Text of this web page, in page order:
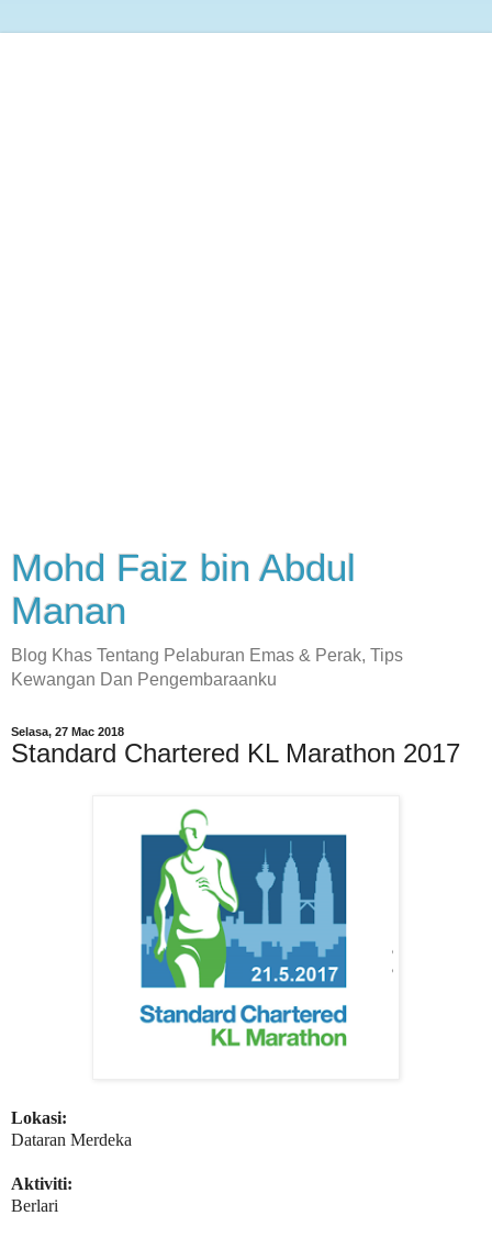
Mohd Faiz bin Abdul
Manan
Blog Khas Tentang Pelaburan Emas & Perak, Tips
Kewangan Dan Pengembaraanku
Selasa, 27 Mac 2018
Standard Chartered KL Marathon 2017
Lokasi:
Dataran Merdeka
Aktiviti:
Berlari